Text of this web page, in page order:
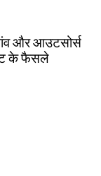
और आउटसोर्स
के फैसले